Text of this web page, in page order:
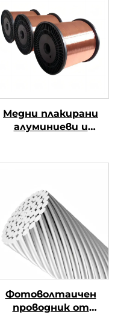
Медни плакирани
алуминиеви и
проводници)
Фотоволтаичен
проводник от